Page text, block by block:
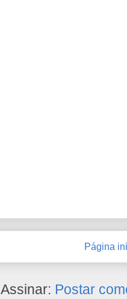
Página
Assinar: Postar